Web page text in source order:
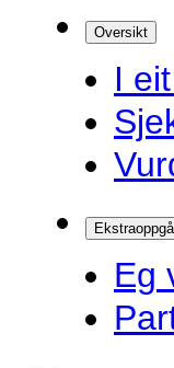
Oversikt
I
Eg